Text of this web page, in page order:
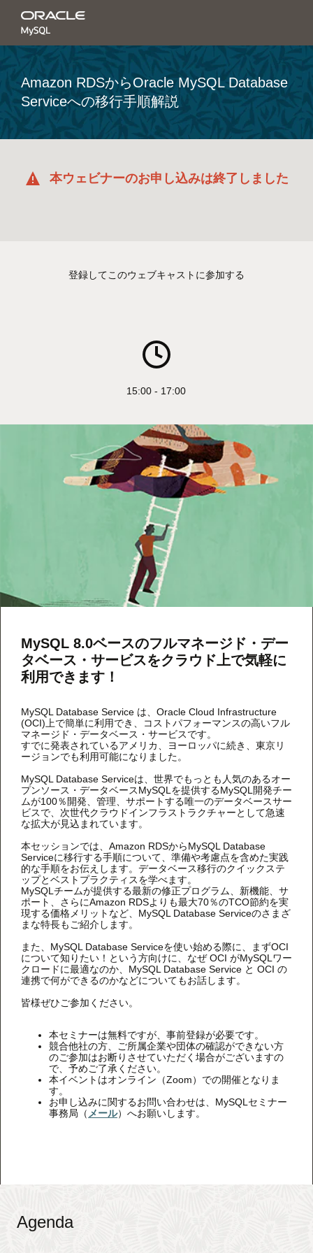
Amazon RDSからOracle MySQL Database
Serviceへの移行手順解説
本ウェビナーのお申し込みは終了しました
登録してこのウェブキャストに参加する
15:00 - 17:00
MySQL 8.0ベースのフルマネージド・デー
タベース・サービスをクラウド上で気軽に
利用できます！
MySQL Database Service は、Oracle Cloud Infrastructure
(OCI)上で簡単に利用でき、コストパフォーマンスの高いフル
マネージド・データベース・サービスです。
すでに発表されているアメリカ、ヨーロッパに続き、東京リ
ージョンでも利用可能になりました。
MySQL Database Serviceは、世界でもっとも人気のあるオー
プンソース・データベースMySQLを提供するMySQL開発チー
ムが100％開発、管理、サポートする唯一のデータベースサー
ビスで、次世代クラウドインフラストラクチャーとして急速
な拡大が見込まれています。
本セッションでは、Amazon RDSからMySQL Database
Serviceに移行する手順について、準備や考慮点を含めた実践
的な手順をお伝えします。データベース移行のクイックステ
ップとベストプラクティスを学べます。
MySQLチームが提供する最新の修正プログラム、新機能、サ
ポート、さらにAmazon RDSよりも最大70％のTCO節約を実
現する価格メリットなど、MySQL Database Serviceのさまざ
まな特長もご紹介します。
また、MySQL Database Serviceを使い始める際に、まずOCI
について知りたい！という方向けに、なぜ OCI がMySQLワー
クロードに最適なのか、MySQL Database Service と OCI の
連携で何ができるのかなどについてもお話します。
皆様ぜひご参加ください。
本セミナーは無料ですが、事前登録が必要です。
競合他社の方、ご所属企業や団体の確認ができない方
のご参加はお断りさせていただく場合がございますの
で、予めご了承ください。
本イベントはオンライン（Zoom）での開催となりま
す。
お申し込みに関するお問い合わせは、MySQLセミナー
事務局（メール）へお願いします。
Agenda